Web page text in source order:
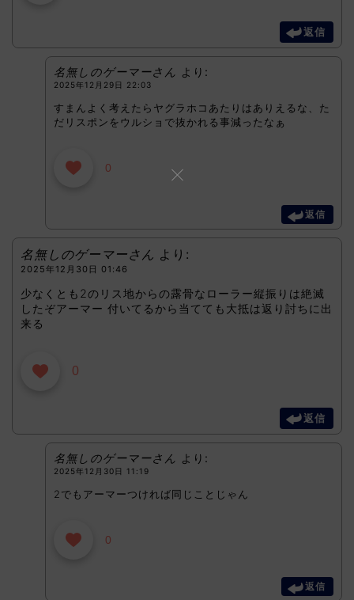
返信
名無しのゲーマーさん より:
2025年12月29日 22:03
すまんよく考えたらヤグラホコあたりはありえるな、た
だリスポンをウルショで抜かれる事減ったなぁ
0
返信
名無しのゲーマーさん より:
2025年12月30日 01:46
少なくとも2のリス地からの露骨なローラー縦振りは絶滅
したぞアーマー 付いてるから当てても大抵は返り討ちに出
来る
0
返信
名無しのゲーマーさん より:
2025年12月30日 11:19
2でもアーマーつければ同じことじゃん
0
返信